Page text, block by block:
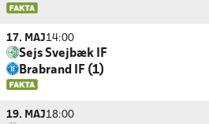
17. MAJ14:00
Sejs Svejbæk IF
Brabrand IF (1)
19. MAJ18:00